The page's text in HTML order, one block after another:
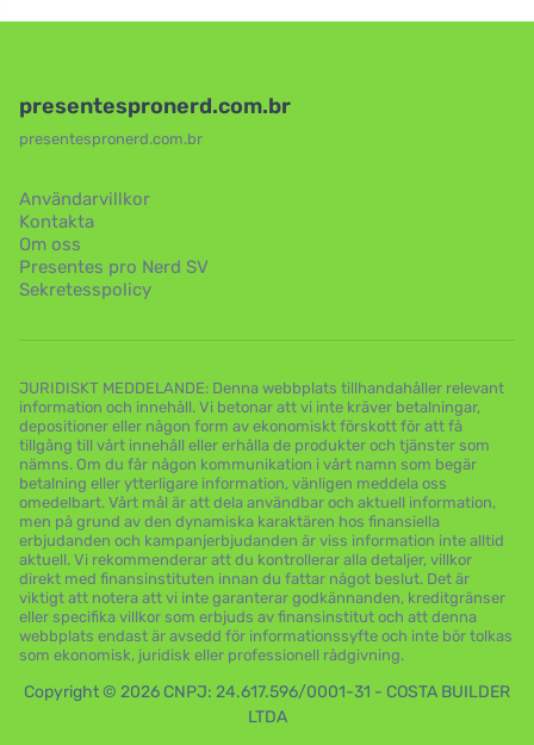
presentespronerd.com.br
presentespronerd.com.br
Användarvillkor
Kontakta
Om oss
Presentes pro Nerd SV
Sekretesspolicy
JURIDISKT MEDDELANDE: Denna webbplats tillhandahåller relevant
information och innehåll. Vi betonar att vi inte kräver betalningar,
depositioner eller någon form av ekonomiskt förskott för att få
tillgång till vårt innehåll eller erhålla de produkter och tjänster som
nämns. Om du får någon kommunikation i vårt namn som begär
betalning eller ytterligare information, vänligen meddela oss
omedelbart. Vårt mål är att dela användbar och aktuell information,
men på grund av den dynamiska karaktären hos finansiella
erbjudanden och kampanjerbjudanden är viss information inte alltid
aktuell. Vi rekommenderar att du kontrollerar alla detaljer, villkor
direkt med finansinstituten innan du fattar något beslut. Det är
viktigt att notera att vi inte garanterar godkännanden, kreditgränser
eller specifika villkor som erbjuds av finansinstitut och att denna
webbplats endast är avsedd för informationssyfte och inte bör tolkas
som ekonomisk, juridisk eller professionell rådgivning.
Copyright © 2026 CNPJ: 24.617.596/0001-31 - COSTA BUILDER
LTDA